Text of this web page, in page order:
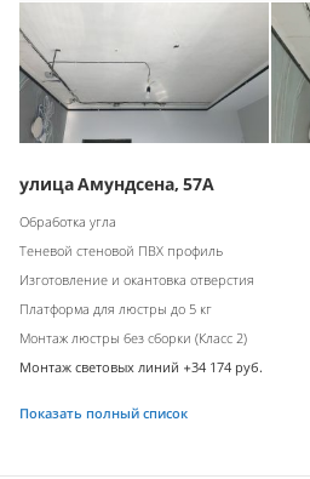
улица Амундсена, 57А
Обработка угла
Теневой стеновой ПВХ профиль
Изготовление и окантовка отверстия
Платформа для люстры до 5 кг
Монтаж люстры без сборки (Класс 2)
Монтаж световых линий +34 174 руб.
Показать полный список